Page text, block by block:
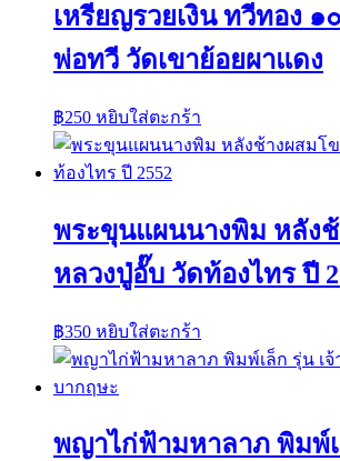
เหรียญรวยเงิน ทวีทอง ๑
พ่อทวี วัดเขาย้อยผาแดง
฿250 หยิบใส่ตะกร้า
พระขุนแผนนางพิม หลัง
หลวงปู่อั๊บ วัดท้องไทร ปี
฿350 หยิบใส่ตะกร้า
พญาไก่ฟ้ามหาลาภ พิมพ์เ